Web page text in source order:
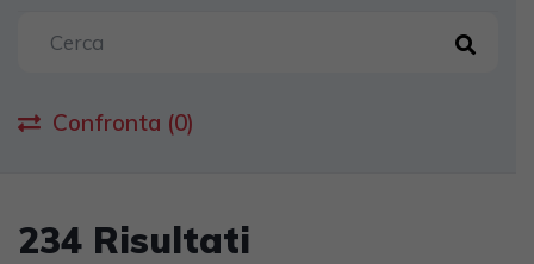
Confronta (0)
234 Risultati